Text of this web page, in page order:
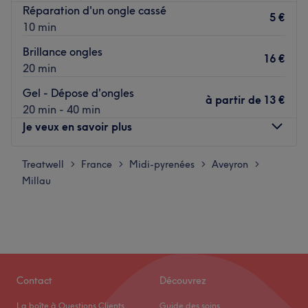
Réparation d'un ongle cassé
10 min
5 €
Brillance ongles
20 min
16 €
Gel - Dépose d'ongles
20 min - 40 min
à partir de 13 €
Je veux en savoir plus
Lundi 09:00–19:00
Mardi
Treatwell > France > Midi-pyrenées > Aveyron >
Millau
Contact
La boîte à Questions Clients
Découvrez
Guide des soins